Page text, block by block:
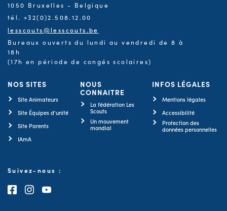
1050 Bruxelles - Belgique
tél. +32(0)2.508.12.00
lesscouts@lesscouts.be
Bureaux ouverts du lundi au vendredi de 8 à
18h
(17h en période de congés scolaires)
NOS SITES
Site Animateurs
Site Équipes d'unité
Site Parents
IAmA
NOUS
CONNAITRE
La fédération Les
Scouts
Un mouvement
mondial
INFOS LÉGALES
Mentions légales
Accessibilité
Protection des
données personnelles
Suivez-nous :
Consultez notre page Facebook
Consultez notre page Instagram
Consultez notre chaîne Youtube